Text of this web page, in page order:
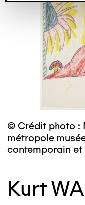
© Crédit photo :
métropole
contemporain et
Kurt